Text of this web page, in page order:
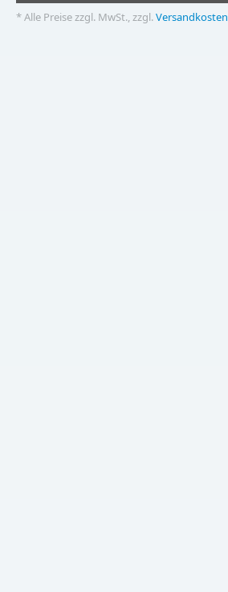
* Alle Preise zzgl. MwSt., zzgl.Versandkosten